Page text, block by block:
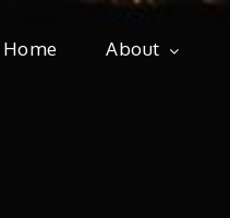
Home About